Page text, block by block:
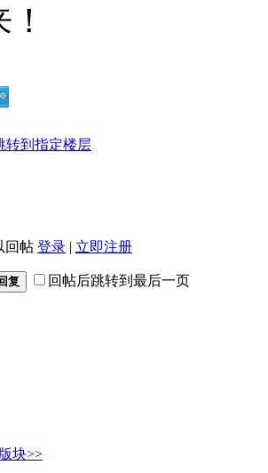
回帖 登录 | 立即注册
复 回帖后跳转到最后一页
块>>